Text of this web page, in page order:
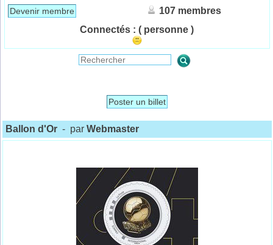
Devenir membre
107 membres
Connectés : ( personne )
Poster un billet
Ballon d'Or - parWebmaster